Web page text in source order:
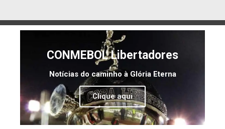
CONMEBOL Libertadores
Notícias do caminho à Glória Eterna
Clique aqui